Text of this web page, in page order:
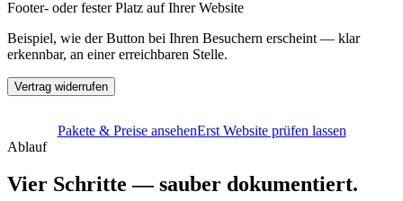
Footer- oder fester Platz auf Ihrer Website
Beispiel, wie der Button bei Ihren Besuchern erscheint — klar
erkennbar, an einer erreichbaren Stelle.
Vertrag widerrufen
Pakete & Preise ansehenErst Website prüfen lassen
Ablauf
Vier Schritte — sauber dokumentiert.